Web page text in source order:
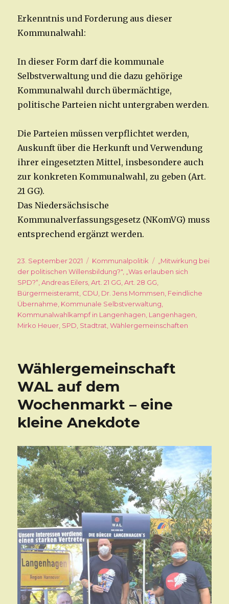
Erkenntnis und Forderung aus dieser
Kommunalwahl:
In dieser Form darf die kommunale
Selbstverwaltung und die dazu gehörige
Kommunalwahl durch übermächtige,
politische Parteien nicht untergraben werden.
Die Parteien müssen verpflichtet werden,
Auskunft über die Herkunft und Verwendung
ihrer eingesetzten Mittel, insbesondere auch
zur konkreten Kommunalwahl, zu geben (Art.
21 GG).
Das Niedersächsische
Kommunalverfassungsgesetz (NKomVG) muss
entsprechend ergänzt werden.
Veröffentlicht
am
23. September 2021 Kategorien
Kommunalpolitik Schlagwörter
„Mitwirkung bei
der politischen Willensbildung?", „Was erlauben sich
SPD?“,Andreas Eilers,Art. 21 GG,Art. 28 GG,
Bürgermeisteramt, CDU, Dr. Jens Mommsen, Feindliche
Übernahme, Kommunale Selbstverwaltung,
Kommunalwahlkampf in Langenhagen, Langenhagen,
Mirko Heuer, SPD, Stadtrat,Wählergemeinschaften
Wählergemeinschaft
WAL auf dem
Wochenmarkt – eine
kleine Anekdote